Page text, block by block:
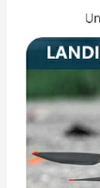
Insta360
INSTA×BETA SMO
アクションカメラアク
トラクター自動操舵シ
Taurus80E（タウラス
動草刈機）
Aries300N（アリエス
スピードスプレーヤー）
ヘリコプター
ホビー用 ドローン